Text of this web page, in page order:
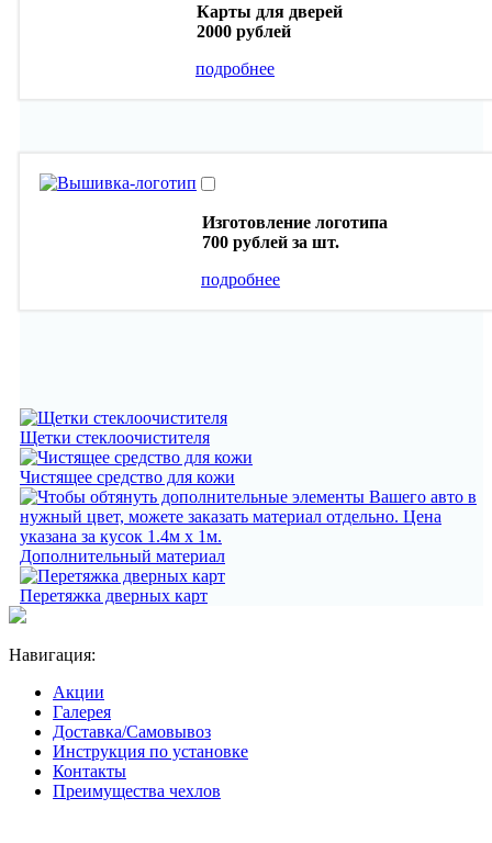
Карты для дверей
2000 рублей
подробнее
Изготовление логотипа
700 рублей за шт.
подробнее
Щетки стеклоочистителя
Чистящее средство для кожи
Дополнительный материал
Перетяжка дверных карт
Навигация:
Акции
Галерея
Доставка/Самовывоз
Инструкция по установке
Контакты
Преимущества чехлов